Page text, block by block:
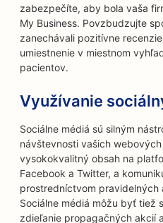
zabezpečíte, aby bola vaša
My Business. Povzbudzujte
zanechávali pozitívne
umiestnenie v miestnom
pacientov.
Využívanie
Sociálne médiá sú silným
návštevnosti vašich
vysokokvalitný obsah na
Facebook a Twitter, a
prostredníctvom pravidelných
Sociálne médiá môžu byť tiež
zdieľanie propagačných akcií